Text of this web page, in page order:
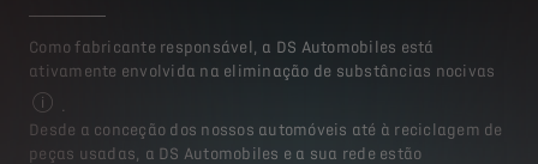
Como fabricante responsável, a DS Automobiles está
ativamente envolvida na eliminação de substâncias nocivas
Para mais informação, visite o site www.stellantis.com
Desde a conceção dos nossos automóveis até à reciclagem de
peças usadas, a DS Automobiles e a sua rede estão